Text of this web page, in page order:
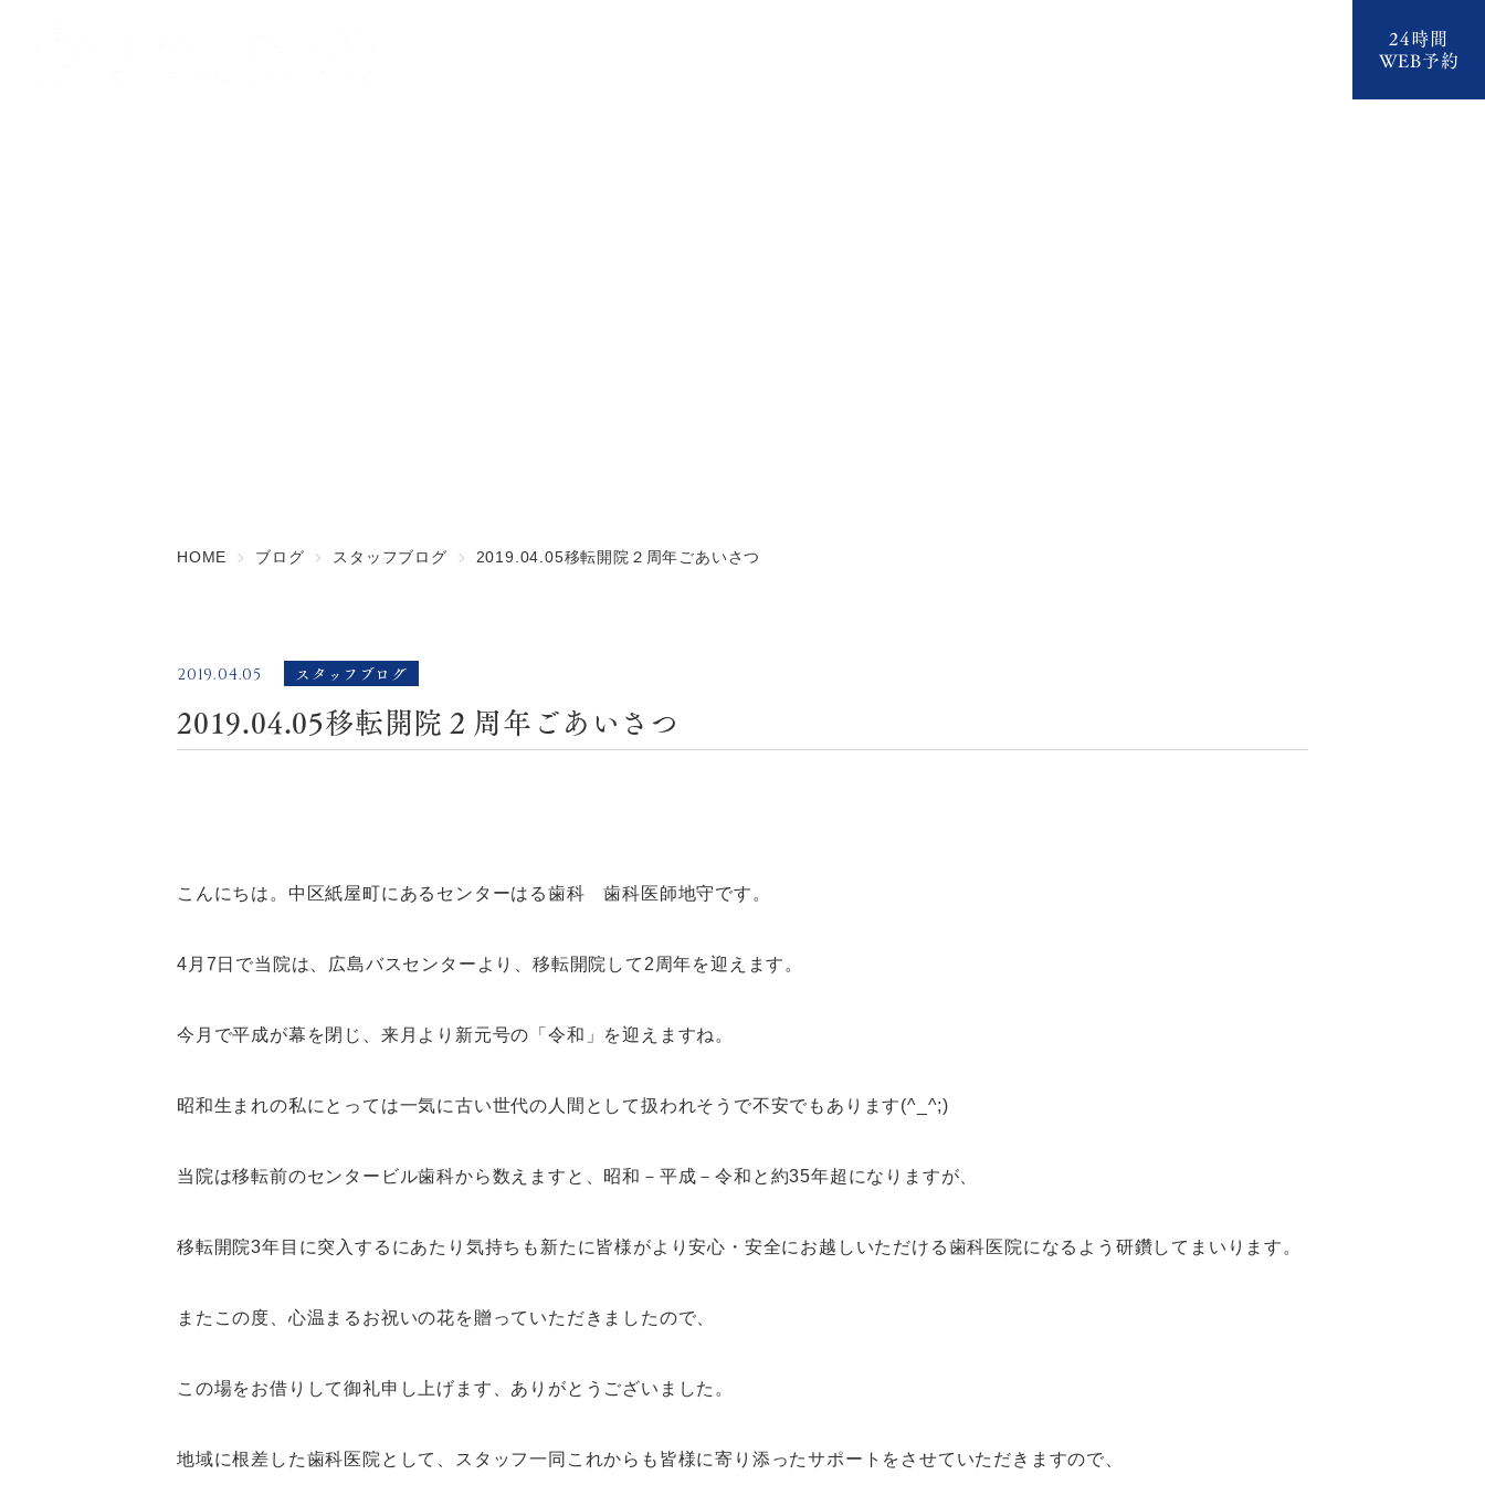
24時間
WEB予約
HOME ブログ スタッフブログ 2019.04.05移転開院２周年ごあいさつ
2019.04.05 スタッフブログ
2019.04.05移転開院２周年ごあいさつ
こんにちは。中区紙屋町にあるセンターはる歯科 歯科医師地守です。
4月7日で当院は、広島バスセンターより、移転開院して2周年を迎えます。
今月で平成が幕を閉じ、来月より新元号の「令和」を迎えますね。
昭和生まれの私にとっては一気に古い世代の人間として扱われそうで不安でもあります(^_^;)
当院は移転前のセンタービル歯科から数えますと、昭和－平成－令和と約35年超になりますが、
移転開院3年目に突入するにあたり気持ちも新たに皆様がより安心・安全にお越しいただける歯科医院になるよう研鑽してまいります。
またこの度、心温まるお祝いの花を贈っていただきましたので、
この場をお借りして御礼申し上げます、ありがとうございました。
地域に根差した歯科医院として、スタッフ一同これからも皆様に寄り添ったサポートをさせていただきますので、